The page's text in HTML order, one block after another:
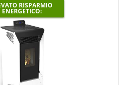
RISPARMIO
ENERGETICO: